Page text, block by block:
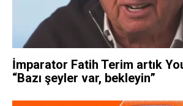
İmparator Fatih Terim artık
“Bazı şeyler var, bekleyin”